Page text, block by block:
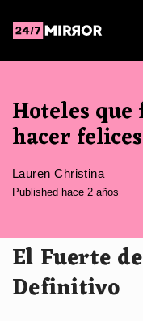
Hoteles
hacer
Lauren Christina
Published hace 2 años
El Fuerte
Definitivo